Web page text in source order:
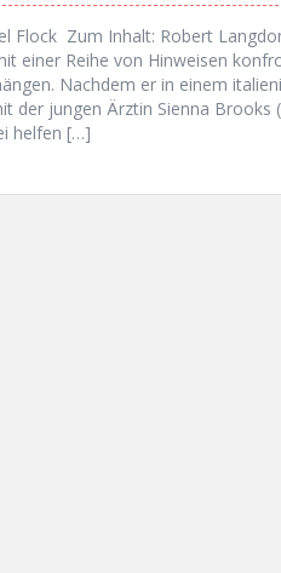
Flock Zum Inhalt: Robert
einer Reihe von Hinweisen
Nachdem er in einem
der jungen Ärztin Sienna Brooks
helfen […]